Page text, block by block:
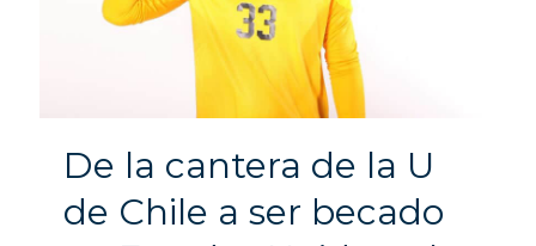
De la cantera de la U
de Chile a ser becado